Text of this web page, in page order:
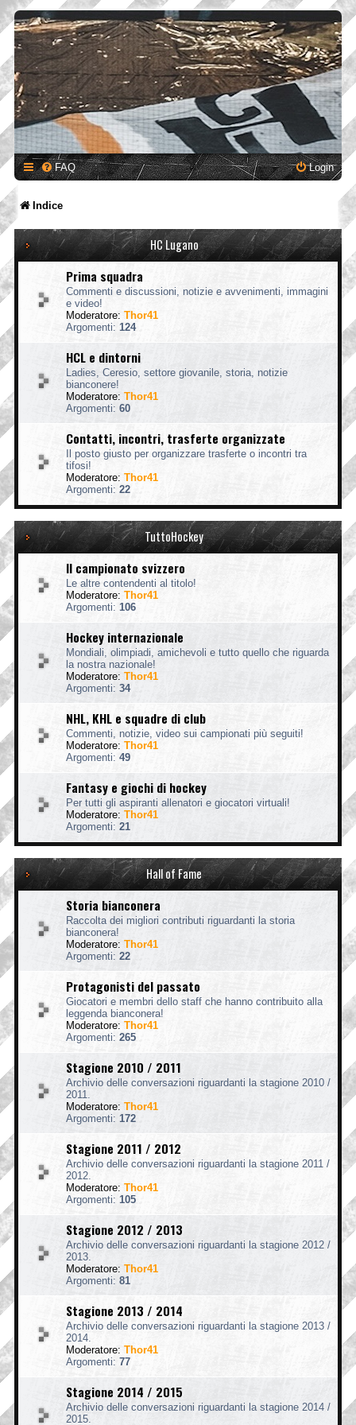
FAQ Login
Indice
HC Lugano
Prima squadra
Commenti e discussioni, notizie e avvenimenti, immagini
e video!
Moderatore: Thor41
Argomenti: 124
HCL e dintorni
Ladies, Ceresio, settore giovanile, storia, notizie
bianconere!
Moderatore: Thor41
Argomenti: 60
Contatti, incontri, trasferte organizzate
Il posto giusto per organizzare trasferte o incontri tra
tifosi!
Moderatore: Thor41
Argomenti: 22
TuttoHockey
Il campionato svizzero
Le altre contendenti al titolo!
Moderatore: Thor41
Argomenti: 106
Hockey internazionale
Mondiali, olimpiadi, amichevoli e tutto quello che riguarda
la nostra nazionale!
Moderatore: Thor41
Argomenti: 34
NHL, KHL e squadre di club
Commenti, notizie, video sui campionati più seguiti!
Moderatore: Thor41
Argomenti: 49
Fantasy e giochi di hockey
Per tutti gli aspiranti allenatori e giocatori virtuali!
Moderatore: Thor41
Argomenti: 21
Hall of Fame
Storia bianconera
Raccolta dei migliori contributi riguardanti la storia
bianconera!
Moderatore: Thor41
Argomenti: 22
Protagonisti del passato
Giocatori e membri dello staff che hanno contribuito alla
leggenda bianconera!
Moderatore: Thor41
Argomenti: 265
Stagione 2010 / 2011
Archivio delle conversazioni riguardanti la stagione 2010 /
2011.
Moderatore: Thor41
Argomenti: 172
Stagione 2011 / 2012
Archivio delle conversazioni riguardanti la stagione 2011 /
2012.
Moderatore: Thor41
Argomenti: 105
Stagione 2012 / 2013
Archivio delle conversazioni riguardanti la stagione 2012 /
2013.
Moderatore: Thor41
Argomenti: 81
Stagione 2013 / 2014
Archivio delle conversazioni riguardanti la stagione 2013 /
2014.
Moderatore: Thor41
Argomenti: 77
Stagione 2014 / 2015
Archivio delle conversazioni riguardanti la stagione 2014 /
2015.